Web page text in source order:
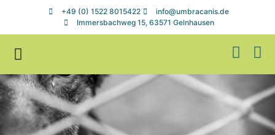
+49 (0) 1522 8015422
info@umbracanis.de
Immersbachweg 15, 63571 Gelnhausen